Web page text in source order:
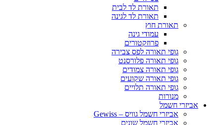
תאורת לד לבית
תאורת לד לגינה
תאורת חוץ
עמודי גינה
פרוזקטורים
גופי תאורה לפס צבירה
גופי תאורה פלורסנט
גופי תאורה צמודים
גופי תאורה שקועים
גופי תאורה תלויים
מנורות
אביזרי חשמל
אביזרי חשמל גוויס – Gewiss
אביזרי חשמל שונים